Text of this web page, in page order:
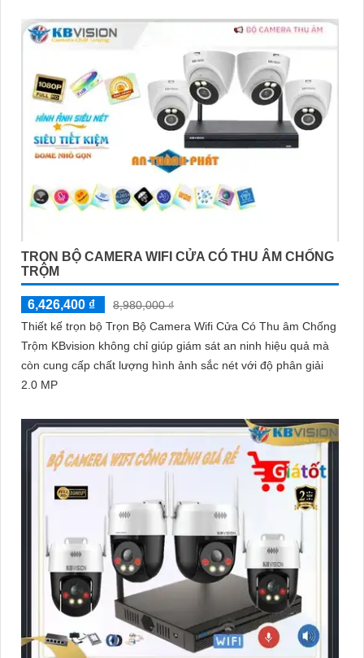
TRỌN BỘ CAMERA WIFI CỬA CÓ THU ÂM CHỐNG
TRỘM
6,426,400 ₫
8,980,000 ₫
Thiết kế trọn bộ Trọn Bộ Camera Wifi Cửa Có Thu âm Chống
Trộm KBvision không chỉ giúp giám sát an ninh hiệu quả mà
còn cung cấp chất lượng hình ảnh sắc nét với độ phân giải
2.0 MP